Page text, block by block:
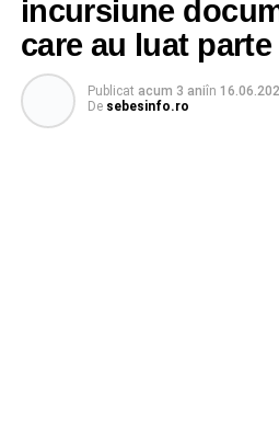
incursiune
care au luat parte
Publicat acum 3 aniîn
De sebesinfo.ro